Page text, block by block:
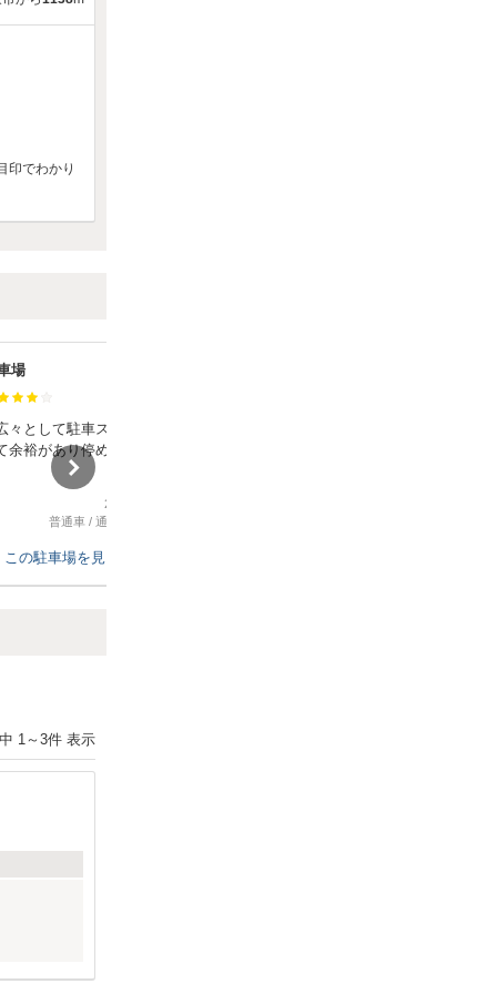
印でわかり
場
々として駐車スペースも
余裕があり停めやすいで
も可能なので有難いこと
更に良いと思います。
2026年4月4日
普通車/ 通勤、ビジネス
この駐車場を見る
1 ～ 3件 表示